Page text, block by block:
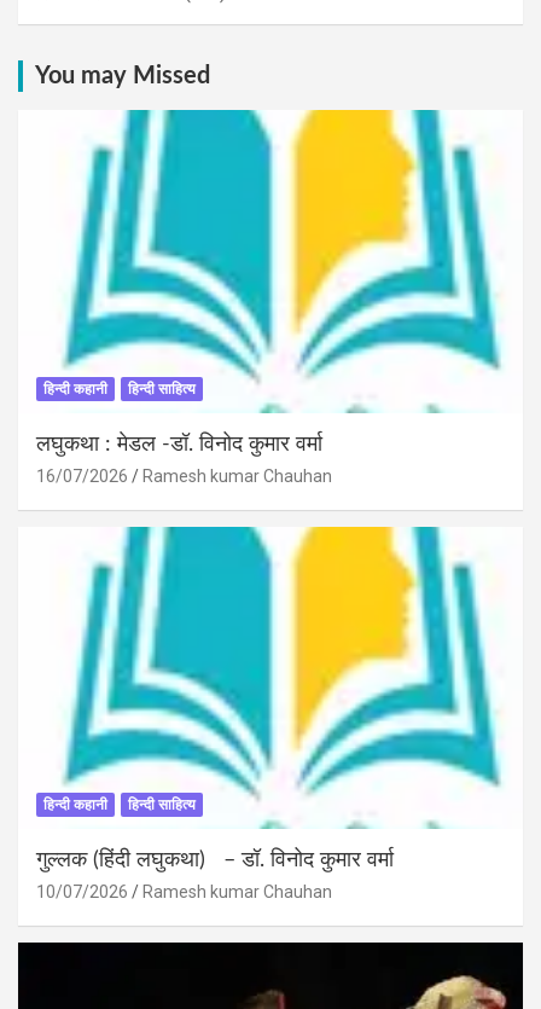
You may Missed
हिन्दी कहानी हिन्दी साहित्य
लघुकथा : मेडल -डॉ. विनोद कुमार वर्मा
16/07/2026 Ramesh kumar Chauhan
हिन्दी कहानी हिन्दी साहित्य
गुल्लक (हिंदी लघुकथा) – डॉ. विनोद कुमार वर्मा
10/07/2026 Ramesh kumar Chauhan